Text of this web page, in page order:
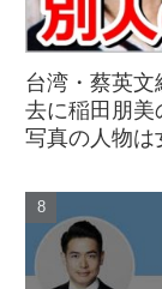
台湾・蔡英
去に稲田朋美
写真の人物は